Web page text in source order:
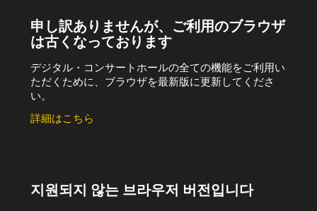
申し訳ありませんが、ご利用のブラウザ
は古くなっております
デジタル・コンサートホールの全ての機能をご利用い
ただくために、ブラウザを最新版に更新してくださ
い。
詳細はこちら
지원되지 않는 브라우저 버전입니다